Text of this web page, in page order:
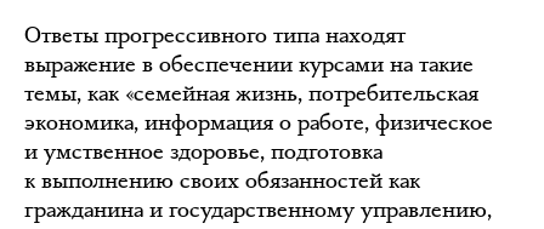
Ответы прогрессивного типа находят
выражение в обеспечении курсами на такие
темы, как «семейная жизнь, потребительская
экономика, информация о работе, физическое
и умственное здоровье, подготовка
к выполнению своих обязанностей как
гражданина и государственному управлению,